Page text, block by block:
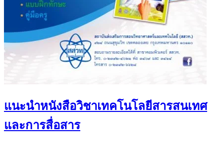
แนะนำหนังสือวิชาเทคโนโลยีสารสนเทศ
และการสื่อสาร